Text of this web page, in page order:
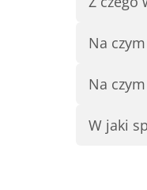
Na
Na
W jaki